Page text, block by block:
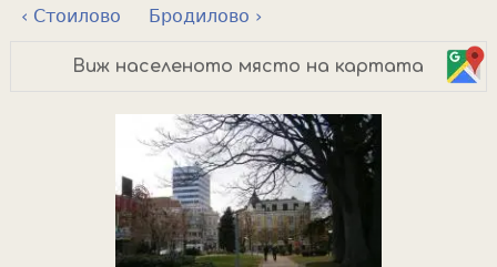
‹ Стоилово Бродилово ›
Виж населеното място на картата